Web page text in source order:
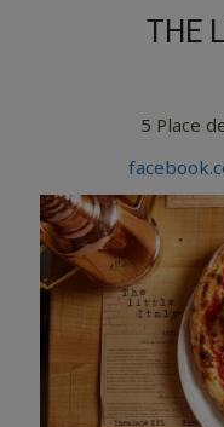
THE
5 Place